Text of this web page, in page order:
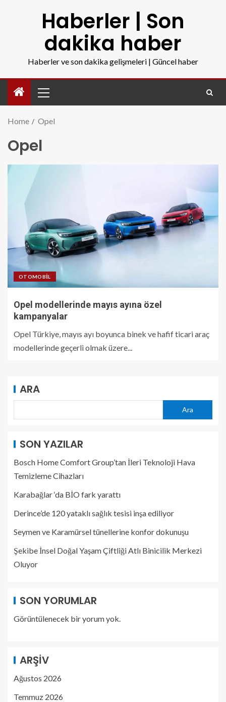
Haberler | Son
dakika haber
Haberler ve son dakika gelişmeleri | Güncel haber
Home Opel
Opel
OTOMOBIL
Opel modellerinde mayıs ayına özel
kampanyalar
Opel Türkiye, mayıs ayı boyunca binek ve hafif ticari araç
modellerinde geçerli olmak üzere...
ARA
Ara
SON YAZILAR
Bosch Home Comfort Group’tan İleri Teknoloji Hava
Temizleme Cihazları
Karabağlar ‘da BİO fark yarattı
Derince’de 120 yataklı sağlık tesisi inşa ediliyor
Seymen ve Karamürsel tünellerine konfor dokunuşu
Şekibe İnsel Doğal Yaşam Çiftliği Atlı Binicilik Merkezi
Oluyor
SON YORUMLAR
Görüntülenecek bir yorum yok.
ARŞIV
Ağustos 2026
Temmuz 2026